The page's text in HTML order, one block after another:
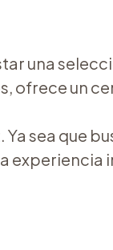
una
ofrece un
sea que
experiencia